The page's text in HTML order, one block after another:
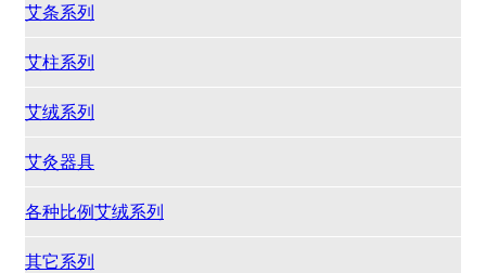
艾条系列
艾柱系列
艾绒系列
艾灸器具
各种比例艾绒系列
其它系列